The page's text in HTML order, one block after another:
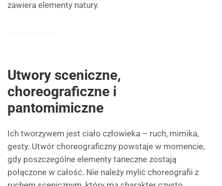
zawiera elementy natury.
Utwory sceniczne,
choreograficzne i
pantomimiczne
Ich tworzywem jest ciało człowieka – ruch, mimika,
gesty. Utwór choreograficzny powstaje w momencie,
gdy poszczególne elementy taneczne zostają
połączone w całość. Nie należy mylić choreografii z